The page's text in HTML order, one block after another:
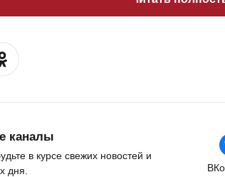
каналы
в курсе свежих новостей и
дня.